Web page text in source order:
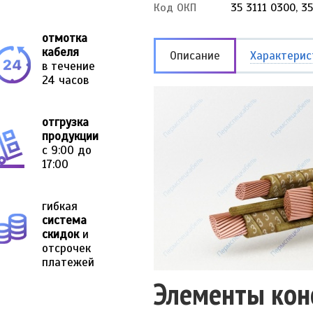
отмотка
кабеля
в течение
24 часов
отгрузка
продукции
с 9:00 до
17:00
гибкая
система
скидоки
отсрочек
платежей
Код ОКП
35 3111 0300,
Описание
Элементы